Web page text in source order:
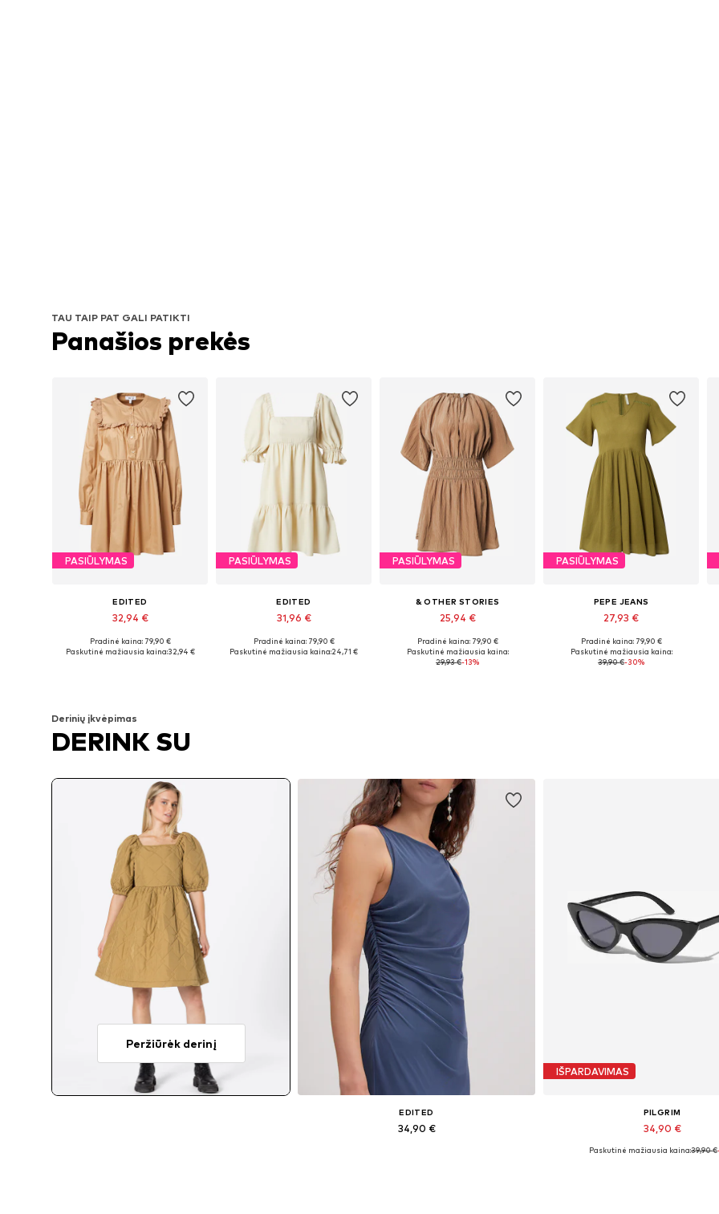
TAU TAIP PAT GALI PATIKTI
Panašios prekės
PASIŪLYMAS
EDITED
32,94 €
Galimi dydžiai: 34, 36, 38, 40
Pradinė kaina: 79,90 €
Paskutinė mažiausia kaina:32,94 €
PASIŪLYMAS
EDITED
31,96 €
Galimi dydžiai: 36, 38, 40, 42
Pradinė kaina: 79,90 €
Paskutinė mažiausia kaina:24,71 €
PASIŪLYMAS
& OTHER STORIES
25,94 €
Į krepšelį
Pradinė kaina: 79,90 €
Paskutinė mažiausia kaina:
29,93 €-13%
PASIŪLYMAS
PEPE JEANS
27,93 €
Galimi dydžiai: 34, 36, 38, 40
Į krepšelį
Pradinė kaina: 79,90 €
Paskutinė mažiausia kaina:
39,90 €-30%
Derinių įkvėpimas
DERINK SU
Peržiūrėk derinį
EDITED
34,90 €
IŠPARDAVIMAS
PILGRIM
34,90 €
Paskutinė mažiausia kaina:39,90 €